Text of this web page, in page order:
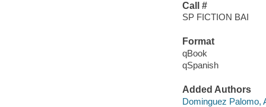
Call #
SP FICTION BAI
Format
qBook
qSpanish
Added Authors
Dominguez Palomo,